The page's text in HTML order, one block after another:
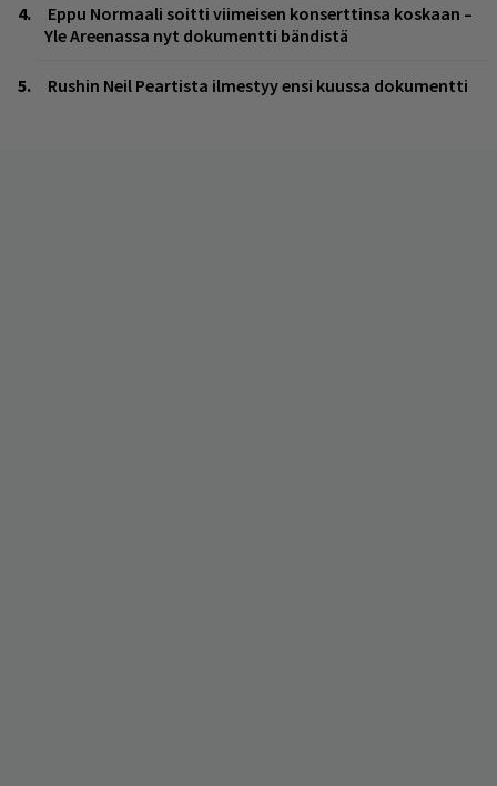
Eppu Normaali soitti viimeisen konserttinsa koskaan –
Yle Areenassa nyt dokumentti bändistä
Rushin Neil Peartista ilmestyy ensi kuussa dokumentti